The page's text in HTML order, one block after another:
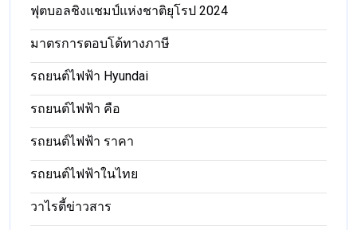
ฟุตบอลชิงแชมป์แห่งชาติยุโรป 2024
มาตรการตอบโต้ทางภาษี
รถยนต์ไฟฟ้า Hyundai
รถยนต์ไฟฟ้า คือ
รถยนต์ไฟฟ้า ราคา
รถยนต์ไฟฟ้าในไทย
วาไรตี้ข่าวสาร